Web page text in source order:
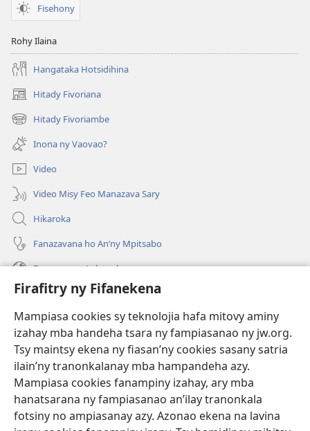
Firafitry ny Fifanekena
Mampiasa cookies sy teknolojia hafa mitovy aminy
izahay mba handeha tsara ny fampiasanao ny jw.org.
Tsy maintsy ekena ny fiasan’ny cookies sasany satria
ilain’ny tranonkalanay mba hampandeha azy.
Mampiasa cookies fanampiny izahay, ary mba
hanatsarana ny fampiasanao an’ilay tranonkala
fotsiny no ampiasanay azy. Azonao ekena na lavina
Fisehony
Rohy Ilaina
Hangataka Hotsidihina
Hitady Fivoriana
(manokatra
rohy) Hitady Fivoriambe
(manokatra
rohy) Inona ny Vaovao?
Video
Video Misy Feo Manazava Sary
Hikaroka
Fanazavana ho An’ny Mpitsabo
Fanazavana Ankapobeny
Fanampiana
Fanomezana
(manokatra
rohy)
FITEHIRIZAM-BOKIN’NY Vavolombelon’i Jehovah
(manokatra
rohy)
JW Hub
(manokatra
rohy)